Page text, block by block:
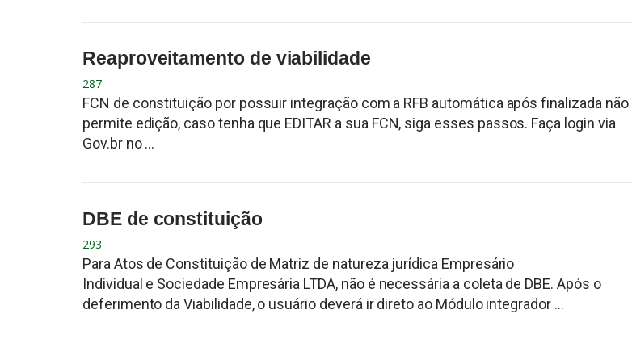
Reaproveitamento de viabilidade
287
FCN de constituição por possuir integração com a RFB automática após finalizada não
permite edição, caso tenha que EDITAR a sua FCN, siga esses passos. Faça login via
Gov.br no ...
DBE de constituição
293
Para Atos de Constituição de Matriz de natureza jurídica Empresário
Individual e Sociedade Empresária LTDA, não é necessária a coleta de DBE. Após o
deferimento da Viabilidade, o usuário deverá ir direto ao Módulo integrador ...